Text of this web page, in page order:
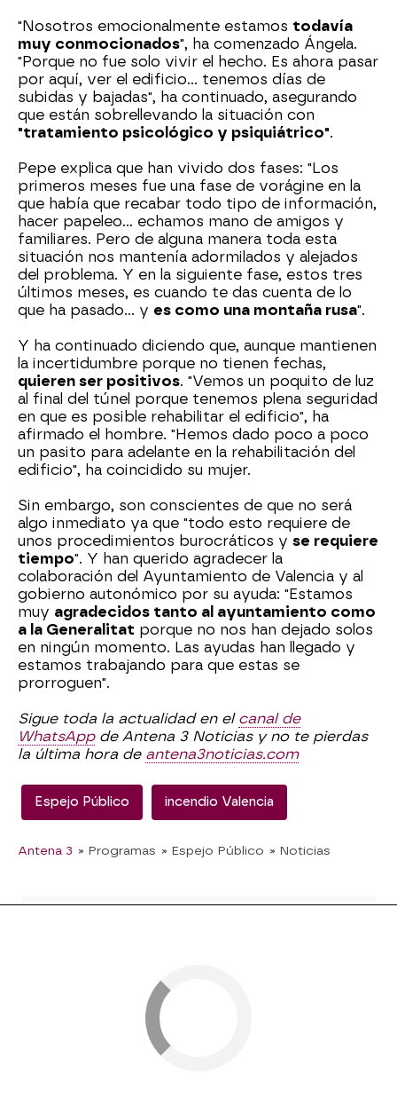
"Nosotros emocionalmente estamos todavía
muy conmocionados", ha comenzado Ángela.
"Porque no fue solo vivir el hecho. Es ahora pasar
por aquí, ver el edificio... tenemos días de
subidas y bajadas", ha continuado, asegurando
que están sobrellevando la situación con
"tratamiento psicológico y psiquiátrico".
Pepe explica que han vivido dos fases: "Los
primeros meses fue una fase de vorágine en la
que había que recabar todo tipo de información,
hacer papeleo... echamos mano de amigos y
familiares. Pero de alguna manera toda esta
situación nos mantenía adormilados y alejados
del problema. Y en la siguiente fase, estos tres
últimos meses, es cuando te das cuenta de lo
que ha pasado... y es como una montaña rusa".
Y ha continuado diciendo que, aunque mantienen
la incertidumbre porque no tienen fechas,
quieren ser positivos. "Vemos un poquito de luz
al final del túnel porque tenemos plena seguridad
en que es posible rehabilitar el edificio", ha
afirmado el hombre. "Hemos dado poco a poco
un pasito para adelante en la rehabilitación del
edificio", ha coincidido su mujer.
Sin embargo, son conscientes de que no será
algo inmediato ya que "todo esto requiere de
unos procedimientos burocráticos y se requiere
tiempo". Y han querido agradecer la
colaboración del Ayuntamiento de Valencia y al
gobierno autonómico por su ayuda: "Estamos
muy agradecidos tanto al ayuntamiento como
a la Generalitat porque no nos han dejado solos
en ningún momento. Las ayudas han llegado y
estamos trabajando para que estas se
prorroguen".
Sigue toda la actualidad en el canal de
WhatsAppde Antena 3 Noticias y no te pierdas
la última hora de antena3noticias.com
Espejo Público incendio Valencia
Antena 3 » Programas » Espejo Público » Noticias